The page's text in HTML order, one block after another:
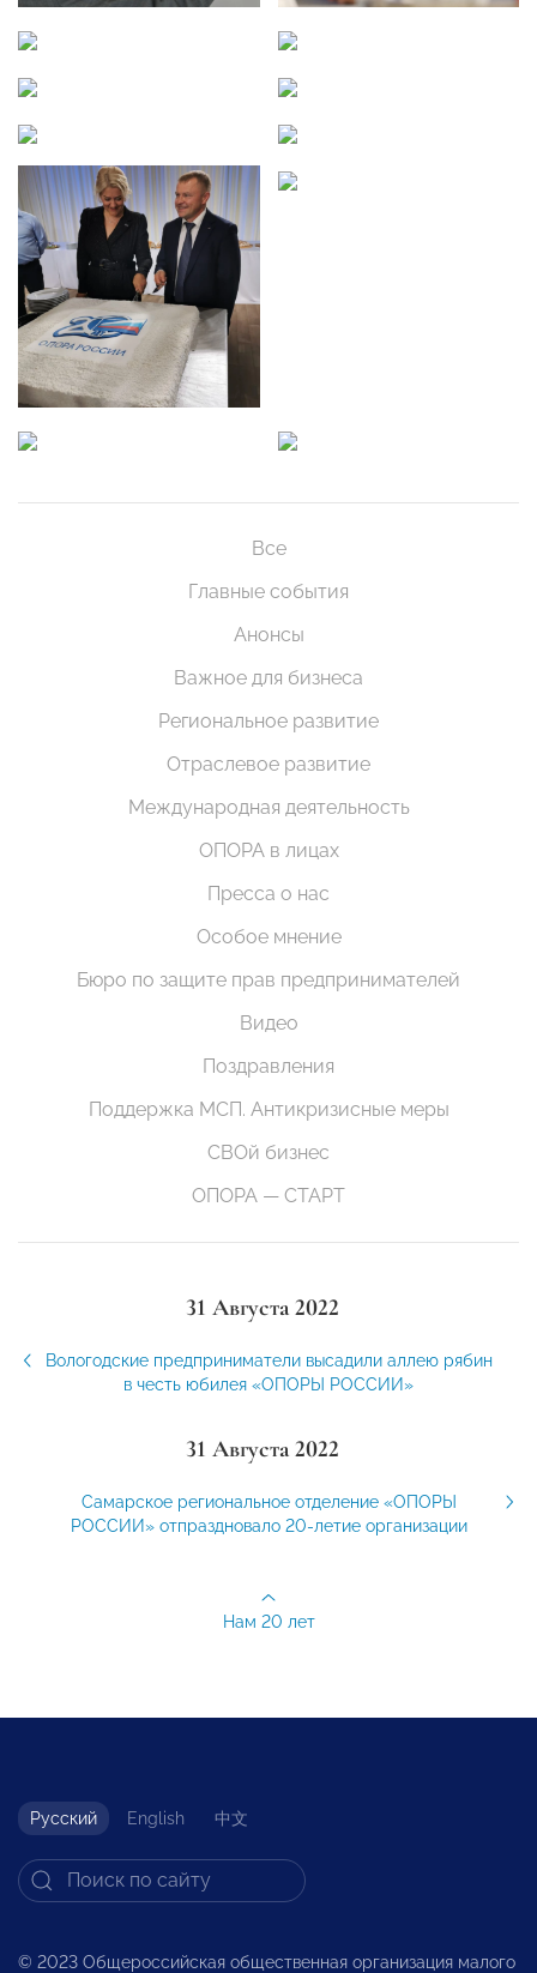
Все
Главные события
Анонсы
Важное для бизнеса
Региональное развитие
Отраслевое развитие
Международная деятельность
ОПОРА в лицах
Пресса о нас
Особое мнение
Бюро по защите прав предпринимателей
Видео
Поздравления
Поддержка МСП. Антикризисные меры
СВОй бизнес
ОПОРА — СТАРТ
31 Августа 2022
Вологодские предприниматели высадили аллею рябин
в честь юбилея «ОПОРЫ РОССИИ»
31 Августа 2022
Самарское региональное отделение «ОПОРЫ
РОССИИ» отпраздновало 20-летие организации
Нам 20 лет
Русский English 中文
© 2023 Общероссийская общественная организация малого